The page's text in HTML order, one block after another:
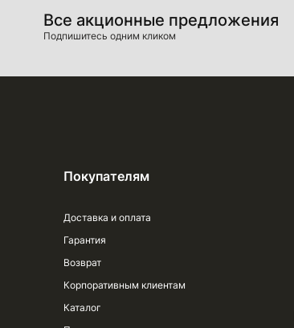
Все акционные предложения
Подпишитесь одним кликом
Покупателям
Доставка и оплата
Гарантия
Возврат
Корпоративным клиентам
Каталог